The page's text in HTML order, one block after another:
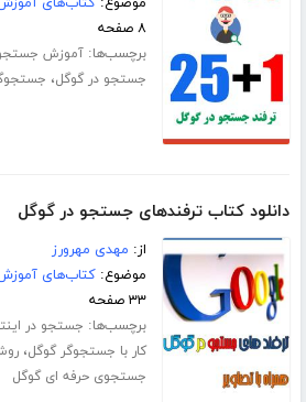
۸ صفحه
برچسب‌ها:آموزش جستجو
جستجو در گوگل،
دانلود کتاب ترفندهای جستجو در گوگل
از: مهدی مهرورز
موضوع:کتاب‌های
۳۳ صفحه
برچسب‌ها: جستجو در
کار با جستجوگر گوگل،
جستجوی حرفه ای گوگل